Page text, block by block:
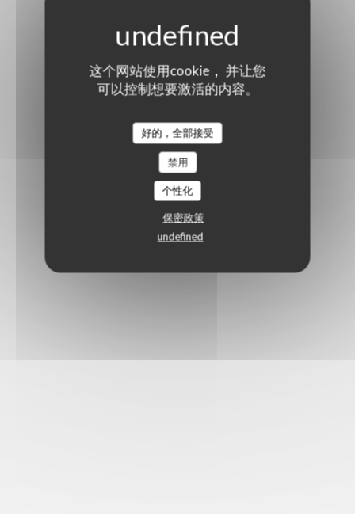
这个网站使用cookie， 并让您
可以控制想要激活的内容。
好的，全部接受
禁用
个性化
保密政策
undefined